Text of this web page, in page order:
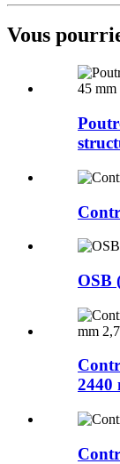
Vous
OSB
2440